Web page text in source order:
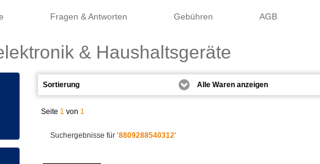
Fragen & Antworten Gebühren AGB
& Haushaltsgeräte
Seite 1 von 1
Suchergebnisse für '8809288540312'